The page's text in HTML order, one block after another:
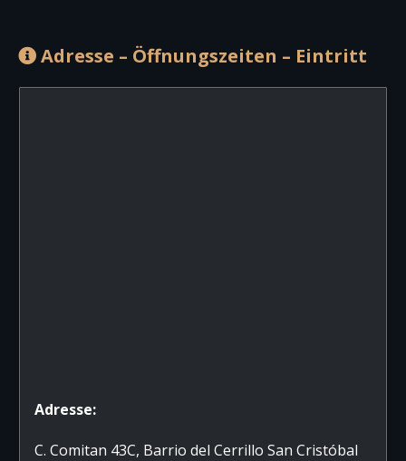
Adresse – Öffnungszeiten – Eintritt
Adresse:
C. Comitan 43C, Barrio del Cerrillo San Cristóbal